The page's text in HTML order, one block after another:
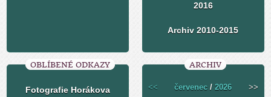
2016
Archiv 2010-2015
OBLÍBENÉ ODKAZY
Fotografie Horákova
ARCHIV
<< červenec /2026 >>